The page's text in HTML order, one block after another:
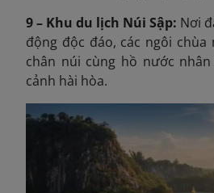
9 – Khu du lịch Núi Sập: Nơi
động độc đáo, các ngôi
chân núi cùng hồ nước
cảnh hài hòa.